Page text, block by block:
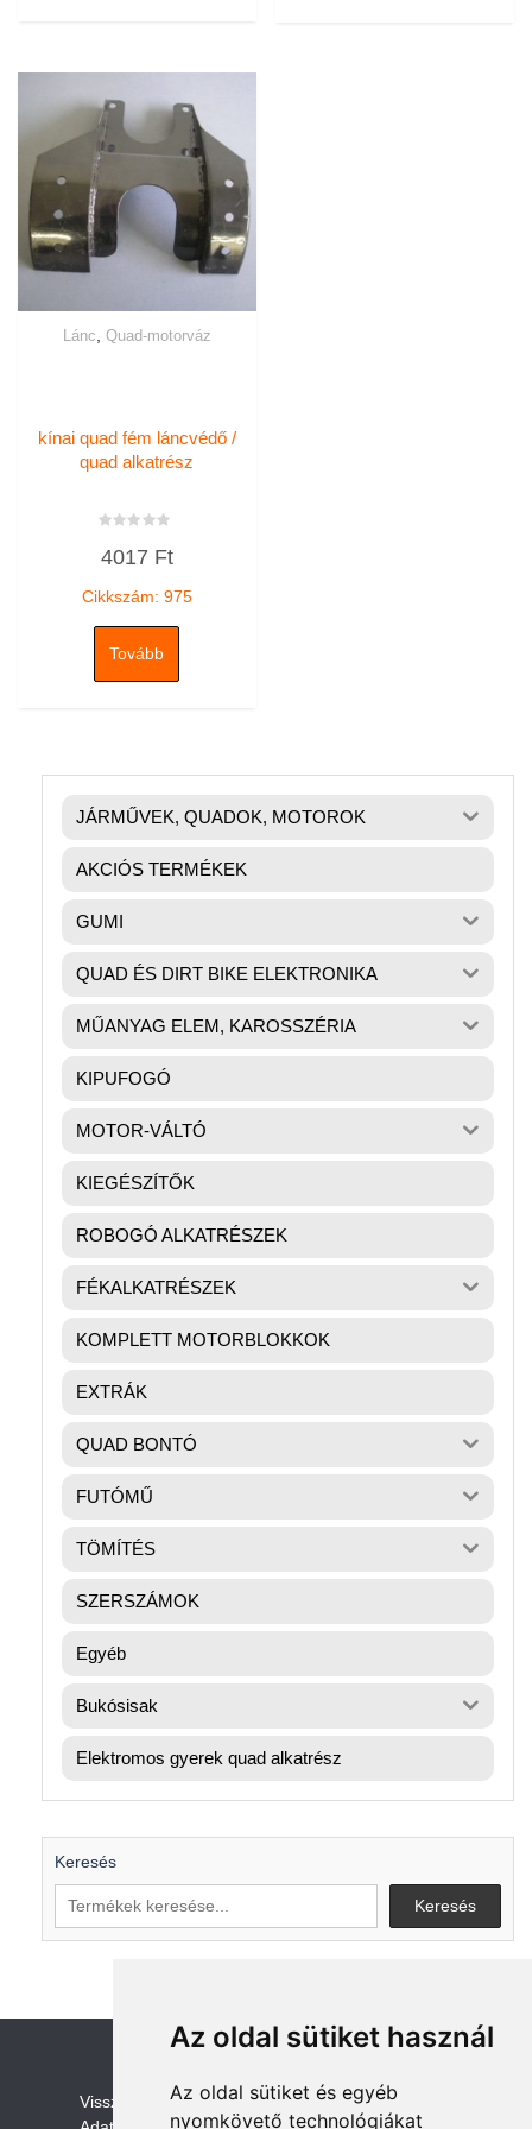
Az oldal sütiket használ
Az oldal sütiket és egyéb
nyomkövető technológiákat
Lánc Quad-motorváz
kínai quad fém láncvédő /
quad alkatrész
0
4017 Ft
Cikkszám: 975
Tovább
JÁRMŰVEK, QUADOK, MOTOROK
AKCIÓS TERMÉKEK
GUMI
QUAD ÉS DIRT BIKE ELEKTRONIKA
MŰANYAG ELEM, KAROSSZÉRIA
KIPUFOGÓ
MOTOR-VÁLTÓ
KIEGÉSZÍTŐK
ROBOGÓ ALKATRÉSZEK
FÉKALKATRÉSZEK
KOMPLETT MOTORBLOKKOK
EXTRÁK
QUAD BONTÓ
FUTÓMŰ
TÖMÍTÉS
SZERSZÁMOK
Egyéb
Bukósisak
Elektromos gyerek quad alkatrész
Keresés
Keresés
Visszaküldési és visszatérítési szabályzat